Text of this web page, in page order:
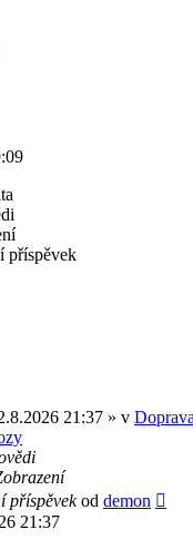
příspěvek
21:37 » v
příspěvekod demon
21:37